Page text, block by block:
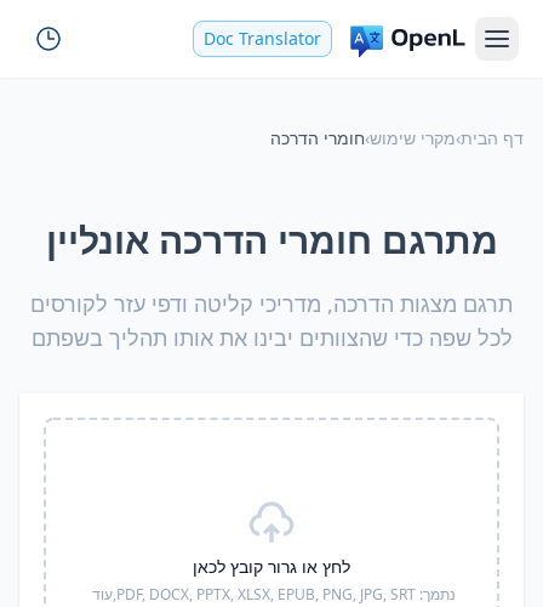
Doc Translator
דף הבית›מקרי שימוש›חומרי הדרכה
מתרגם חומרי הדרכה אונליין
תרגם מצגות הדרכה, מדריכי קליטה ודפי עזר לקורסים
לכל שפה כדי שהצוותים יבינו את אותו תהליך בשפתם
לחץ או גרור קובץ לכאן
נתמך: PDF, DOCX, PPTX, XLSX, EPUB, PNG, JPG, SRT, עוד